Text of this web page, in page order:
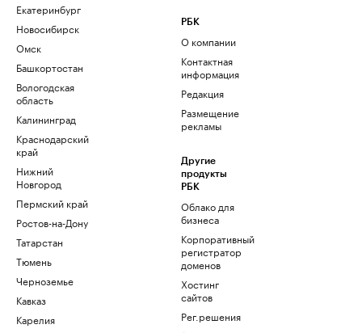
Екатеринбург
Новосибирск
Омск
Башкортостан
Вологодская
область
Калининград
Краснодарский
край
Нижний
Новгород
Пермский край
Ростов-на-Дону
Татарстан
Тюмень
Черноземье
Кавказ
Карелия
РБК
О компании
Контактная
информация
Редакция
Размещение
рекламы
Другие
продукты
РБК
Облако для
бизнеса
Корпоративный
регистратор
доменов
Хостинг
сайтов
Рег.решения